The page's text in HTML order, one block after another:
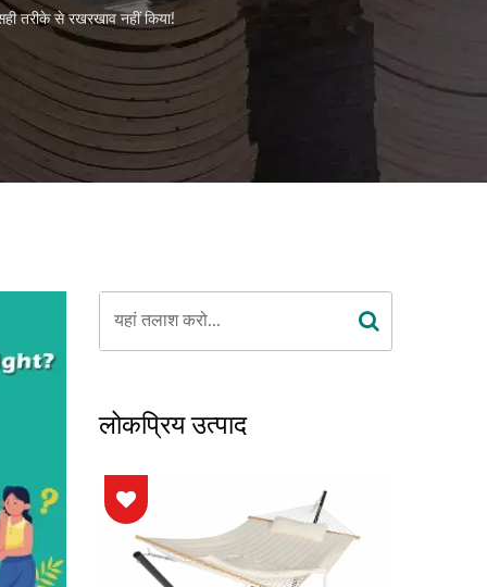
तरीके से रखरखाव नहीं किया!
लोकप्रिय उत्पाद